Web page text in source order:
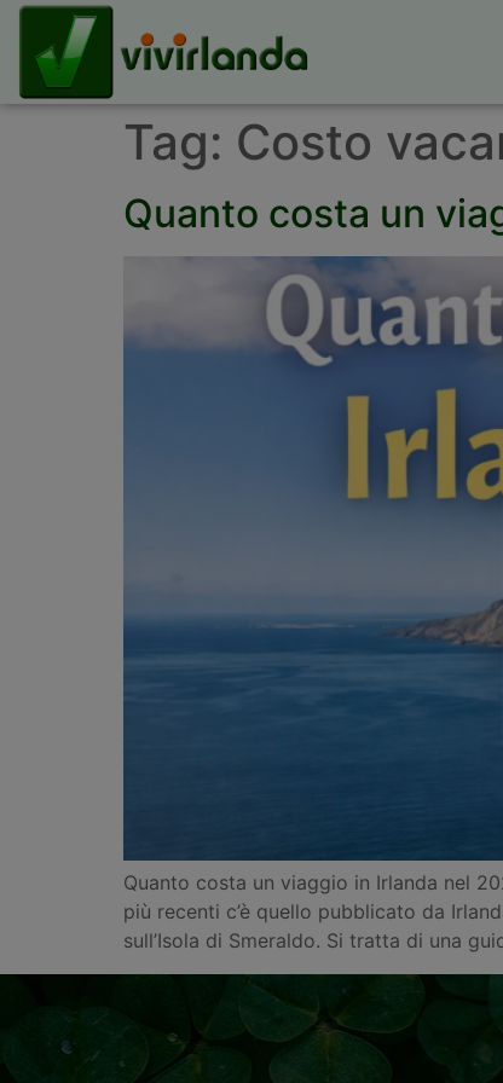
Tag: Costo
Quanto costa un
Quanto costa un viaggio in Irlanda nel
più recenti c’è quello pubblicato da
sull’Isola di Smeraldo. Si tratta di una